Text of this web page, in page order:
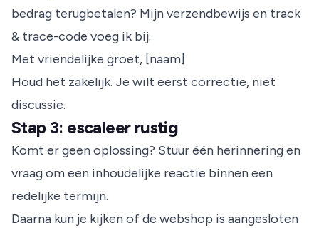
bedrag terugbetalen? Mijn verzendbewijs en track
& trace-code voeg ik bij.
Met vriendelijke groet, [naam]
Houd het zakelijk. Je wilt eerst correctie, niet
discussie.
Stap 3: escaleer rustig
Komt er geen oplossing? Stuur één herinnering en
vraag om een inhoudelijke reactie binnen een
redelijke termijn.
Daarna kun je kijken of de webshop is aangesloten